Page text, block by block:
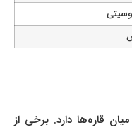
قاره‌ها دارد. برخی از